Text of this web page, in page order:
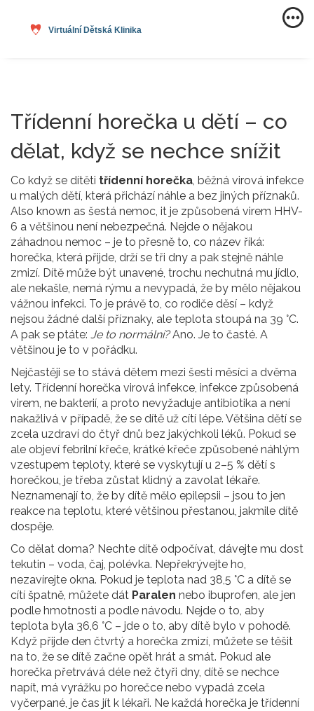
Třídenní horečka u dětí – co
dělat, když se nechce snížit
Co když se dítěti třídenní horečka, běžná virová infekce
u malých dětí, která přichází náhle a bez jiných příznaků.
Also known as šestá nemoc, it je způsobená virem HHV-
6 a většinou není nebezpečná. Nejde o nějakou
záhadnou nemoc – je to přesně to, co název říká:
horečka, která přijde, drží se tři dny a pak stejně náhle
zmizí. Dítě může být unavené, trochu nechutná mu jídlo,
ale nekašle, nemá rýmu a nevypadá, že by mělo nějakou
vážnou infekci. To je právě to, co rodiče děsí – když
nejsou žádné další příznaky, ale teplota stoupá na 39 °C.
A pak se ptáte: Je to normální?Ano. Je to časté. A
většinou je to v pořádku.
Nejčastěji se to stává dětem mezi šesti měsíci a dvěma
lety. Třídenní horečka virová infekce, infekce způsobená
virem, ne bakterií, a proto nevyžaduje antibiotika a není
nakažlivá v případě, že se dítě už cítí lépe. Většina dětí se
zcela uzdraví do čtyř dnů bez jakýchkoli léků. Pokud se
ale objeví febrilní křeče, krátké křeče způsobené náhlým
vzestupem teploty, které se vyskytují u 2–5 % dětí s
horečkou, je třeba zůstat klidný a zavolat lékaře.
Neznamenají to, že by dítě mělo epilepsii – jsou to jen
reakce na teplotu, které většinou přestanou, jakmile dítě
dospěje.
Co dělat doma? Nechte dítě odpočívat, dávejte mu dost
tekutin – voda, čaj, polévka. Nepřekrývejte ho,
nezavírejte okna. Pokud je teplota nad 38,5 °C a dítě se
cítí špatně, můžete dát Paralen nebo ibuprofen, ale jen
podle hmotnosti a podle návodu. Nejde o to, aby
teplota byla 36,6 °C – jde o to, aby dítě bylo v pohodě.
Když přijde den čtvrtý a horečka zmizí, můžete se těšit
na to, že se dítě začne opět hrát a smát. Pokud ale
horečka přetrvává déle než čtyři dny, dítě se nechce
napít, má vyrážku po horečce nebo vypadá zcela
vyčerpané, je čas jít k lékaři. Ne každá horečka je třídenní